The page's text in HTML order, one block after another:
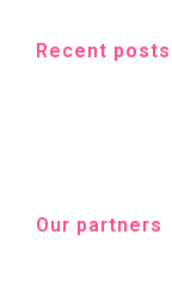
Recent posts
Our partners